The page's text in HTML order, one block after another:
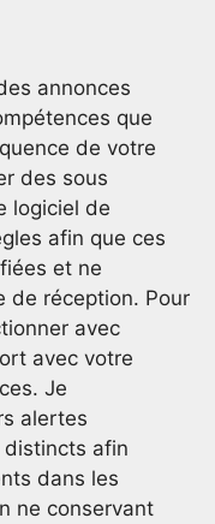
annonces
que
de votre
des sous
logiciel de
afin que ces
et ne
de réception. Pour
avec
avec votre
Je
alertes
afin
dans les
ne conservant